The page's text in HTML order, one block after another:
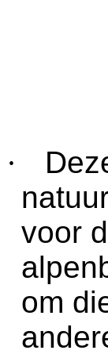
·
voor
om